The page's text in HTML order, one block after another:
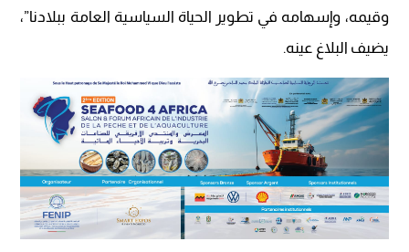
وقيمه، وإسهامه في تطوير الحياة السياسية العامة ببلادنا”،
يضيف البلاغ عينه.